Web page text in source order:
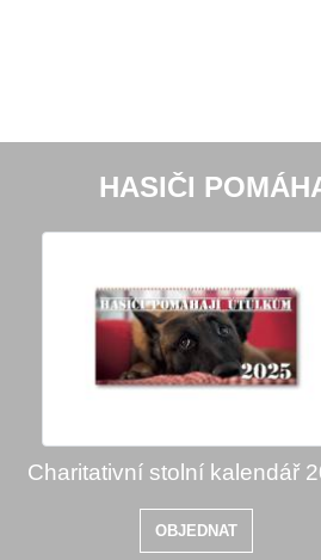
HASIČI
Charitativní stolní kalendář
OBJEDNAT